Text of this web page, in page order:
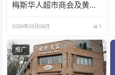
梅斯华人超市商会及黄汉
2026年05月06日 1
推广